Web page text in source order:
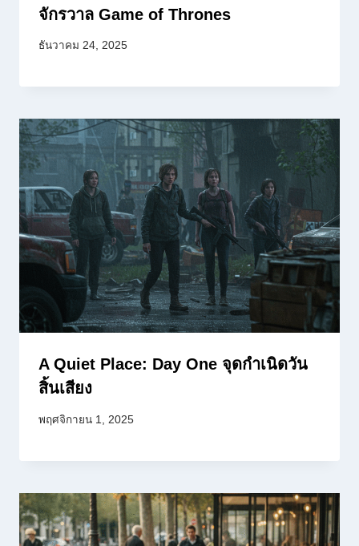
จักรวาล Game of Thrones
ธันวาคม 24, 2025
A Quiet Place: Day One จุดกำเนิดวัน
สิ้นเสียง
พฤศจิกายน 1, 2025